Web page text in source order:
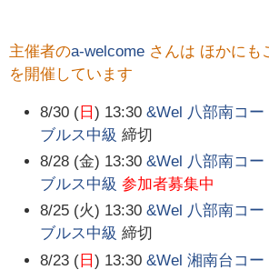
主催者のa-welcome さんは ほかにも
を開催しています
8/30 ( 日) 13:30 &Wel 八部南コ
ブルス中級 締切
8/28 (金) 13:30 &Wel 八部南コ
ブルス中級 参加者募集中
8/25 (火) 13:30 &Wel 八部南コ
ブルス中級 締切
8/23 ( 日) 13:30 &Wel 湘南台コー